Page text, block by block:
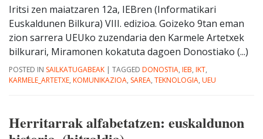
Iritsi zen maiatzaren 12a, IEBren (Informatikari
Euskaldunen Bilkura) VIII. edizioa. Goizeko 9tan eman
zion sarrera UEUko zuzendaria den Karmele Artetxek
bilkurari, Miramonen kokatuta dagoen Donostiako (...)
POSTED IN SAILKATUGABEAK | TAGGED DONOSTIA, IEB, IKT,
KARMELE_ARTETXE, KOMUNIKAZIOA, SAREA, TEKNOLOGIA, UEU
Herritarrak alfabetatzen: euskaldunon